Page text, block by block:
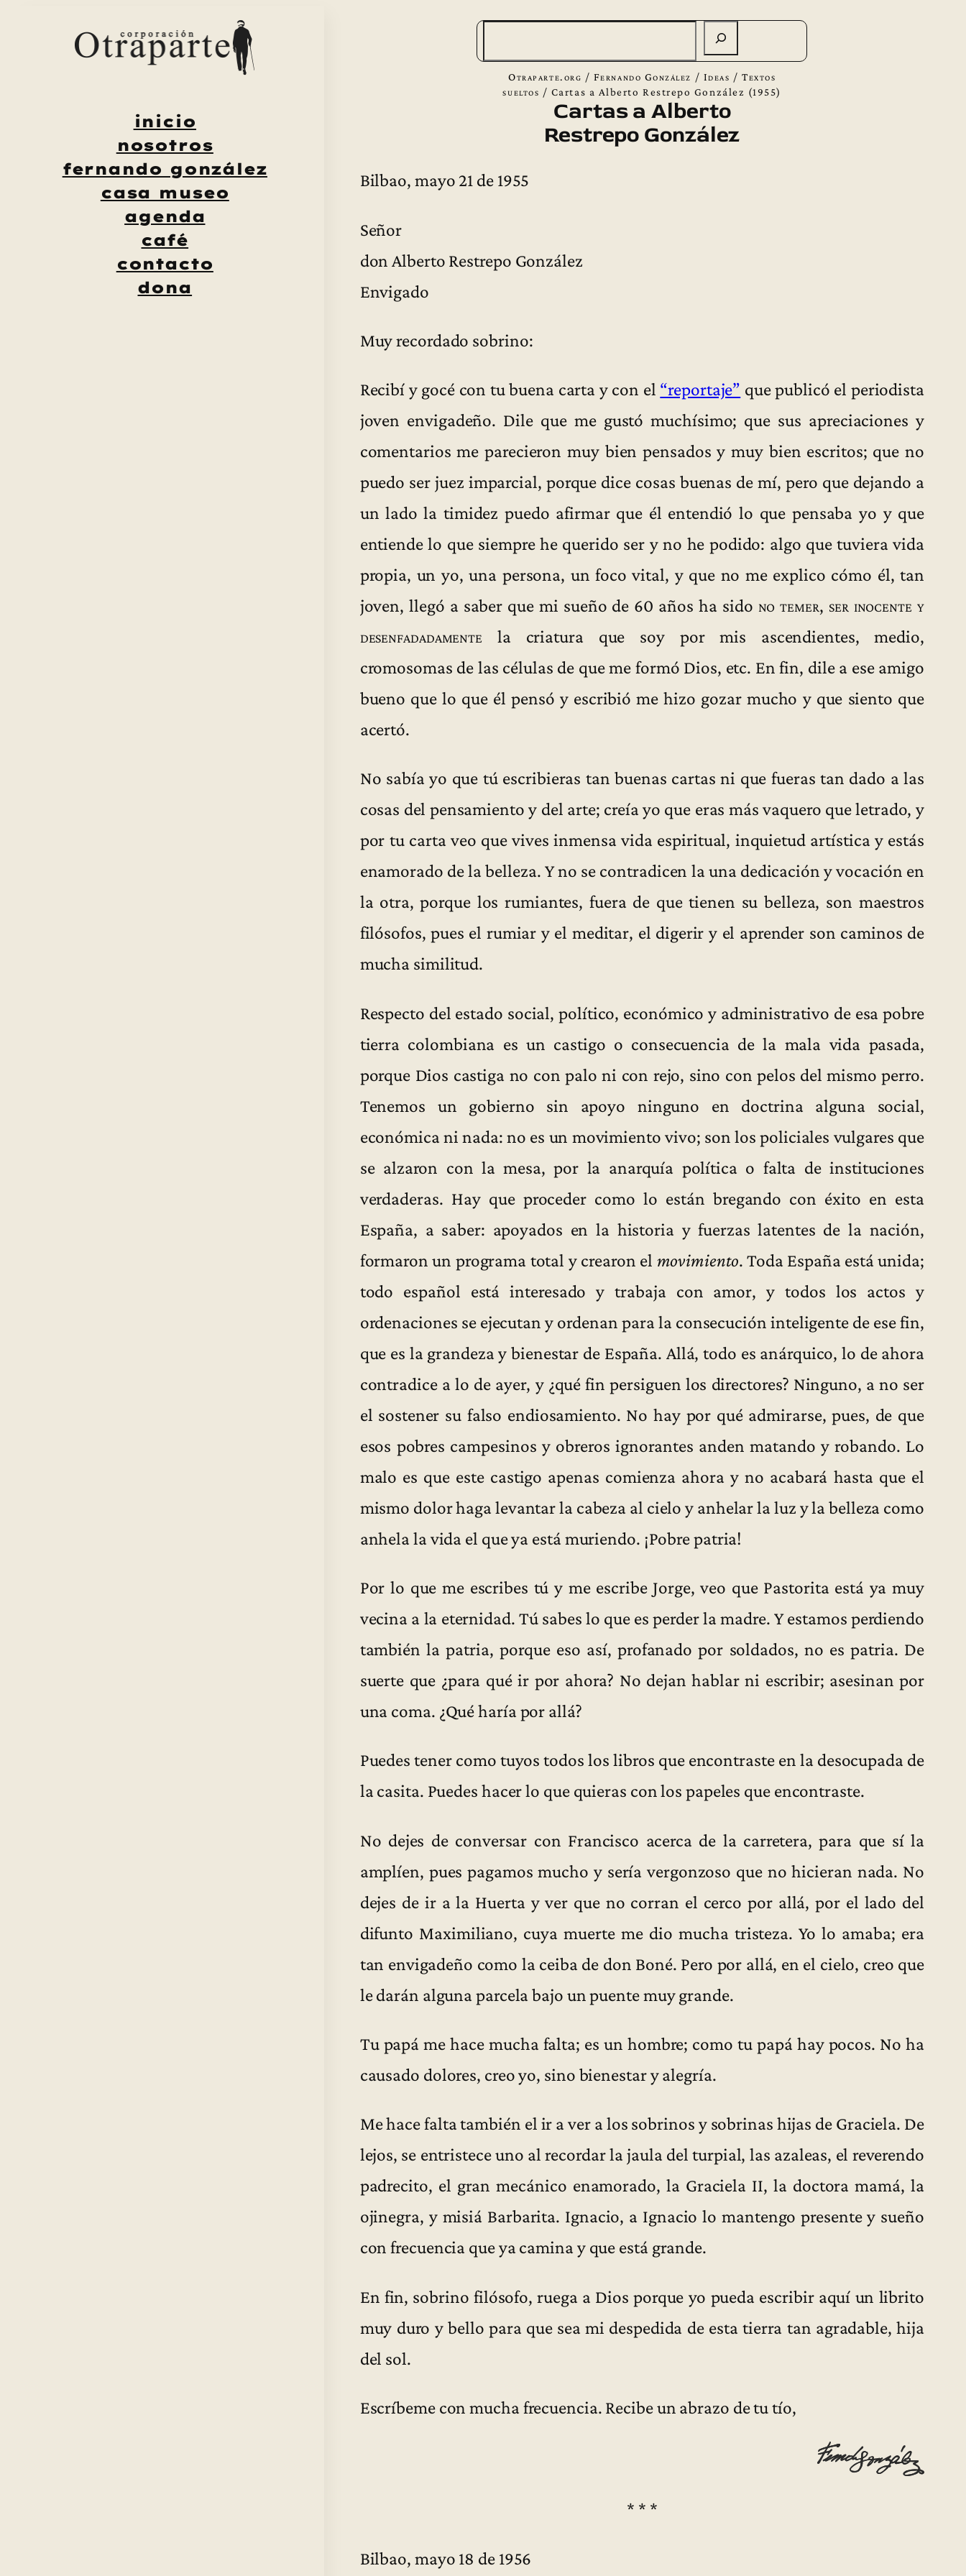
inicio
nosotros
fernando gonzález
casa museo
agenda
café
contacto
dona
Otraparte.org / Fernando González / Ideas / Textos
sueltos / Cartas a Alberto Restrepo González (1955)
Cartas a Alberto
Restrepo González
Bilbao, mayo 21 de 1955
Señor
don Alberto Restrepo González
Envigado
Muy recordado sobrino:
Recibí y gocé con tu buena carta y con el “reportaje” que publicó el periodista
joven envigadeño. Dile que me gustó muchísimo; que sus apreciaciones y
comentarios me parecieron muy bien pensados y muy bien escritos; que no
puedo ser juez imparcial, porque dice cosas buenas de mí, pero que dejando a
un lado la timidez puedo afirmar que él entendió lo que pensaba yo y que
entiende lo que siempre he querido ser y no he podido: algo que tuviera vida
propia, un yo, una persona, un foco vital, y que no me explico cómo él, tan
joven, llegó a saber que mi sueño de 60 años ha sido no temer, ser inocente y
desenfadadamente la criatura que soy por mis ascendientes, medio,
cromosomas de las células de que me formó Dios, etc. En fin, dile a ese amigo
bueno que lo que él pensó y escribió me hizo gozar mucho y que siento que
acertó.
No sabía yo que tú escribieras tan buenas cartas ni que fueras tan dado a las
cosas del pensamiento y del arte; creía yo que eras más vaquero que letrado, y
por tu carta veo que vives inmensa vida espiritual, inquietud artística y estás
enamorado de la belleza. Y no se contradicen la una dedicación y vocación en
la otra, porque los rumiantes, fuera de que tienen su belleza, son maestros
filósofos, pues el rumiar y el meditar, el digerir y el aprender son caminos de
mucha similitud.
Respecto del estado social, político, económico y administrativo de esa pobre
tierra colombiana es un castigo o consecuencia de la mala vida pasada,
porque Dios castiga no con palo ni con rejo, sino con pelos del mismo perro.
Tenemos un gobierno sin apoyo ninguno en doctrina alguna social,
económica ni nada: no es un movimiento vivo; son los policiales vulgares que
se alzaron con la mesa, por la anarquía política o falta de instituciones
verdaderas. Hay que proceder como lo están bregando con éxito en esta
España, a saber: apoyados en la historia y fuerzas latentes de la nación,
formaron un programa total y crearon el movimiento. Toda España está unida;
todo español está interesado y trabaja con amor, y todos los actos y
ordenaciones se ejecutan y ordenan para la consecución inteligente de ese fin,
que es la grandeza y bienestar de España. Allá, todo es anárquico, lo de ahora
contradice a lo de ayer, y ¿qué fin persiguen los directores? Ninguno, a no ser
el sostener su falso endiosamiento. No hay por qué admirarse, pues, de que
esos pobres campesinos y obreros ignorantes anden matando y robando. Lo
malo es que este castigo apenas comienza ahora y no acabará hasta que el
mismo dolor haga levantar la cabeza al cielo y anhelar la luz y la belleza como
anhela la vida el que ya está muriendo. ¡Pobre patria!
Por lo que me escribes tú y me escribe Jorge, veo que Pastorita está ya muy
vecina a la eternidad. Tú sabes lo que es perder la madre. Y estamos perdiendo
también la patria, porque eso así, profanado por soldados, no es patria. De
suerte que ¿para qué ir por ahora? No dejan hablar ni escribir; asesinan por
una coma. ¿Qué haría por allá?
Puedes tener como tuyos todos los libros que encontraste en la desocupada de
la casita. Puedes hacer lo que quieras con los papeles que encontraste.
No dejes de conversar con Francisco acerca de la carretera, para que sí la
amplíen, pues pagamos mucho y sería vergonzoso que no hicieran nada. No
dejes de ir a la Huerta y ver que no corran el cerco por allá, por el lado del
difunto Maximiliano, cuya muerte me dio mucha tristeza. Yo lo amaba; era
tan envigadeño como la ceiba de don Boné. Pero por allá, en el cielo, creo que
le darán alguna parcela bajo un puente muy grande.
Tu papá me hace mucha falta; es un hombre; como tu papá hay pocos. No ha
causado dolores, creo yo, sino bienestar y alegría.
Me hace falta también el ir a ver a los sobrinos y sobrinas hijas de Graciela. De
lejos, se entristece uno al recordar la jaula del turpial, las azaleas, el reverendo
padrecito, el gran mecánico enamorado, la Graciela II, la doctora mamá, la
ojinegra, y misiá Barbarita. Ignacio, a Ignacio lo mantengo presente y sueño
con frecuencia que ya camina y que está grande.
En fin, sobrino filósofo, ruega a Dios porque yo pueda escribir aquí un librito
muy duro y bello para que sea mi despedida de esta tierra tan agradable, hija
del sol.
Escríbeme con mucha frecuencia. Recibe un abrazo de tu tío,
* * *
Bilbao, mayo 18 de 1956